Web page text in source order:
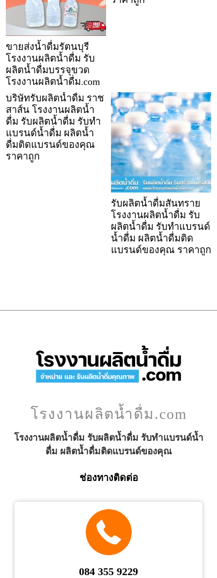
ขายส่งน้ำดื่มรัตนบุรี
โรงงานผลิตน้ำดื่ม รับ
ผลิตน้ำดื่มบรรจุขวด
โรงงานผลิตน้ำดื่ม.com
บริษัทรับผลิตน้ำดื่ม ราช
สาส์น โรงงานผลิตน้ำ
ดื่ม รับผลิตน้ำดื่ม รับทำ
แบรนด์น้ำดื่ม ผลิตน้ำ
ดื่มติดแบรนด์ของคุณ
ราคาถูก
รับผลิตน้ำดื่มสันทราย
โรงงานผลิตน้ำดื่ม รับ
ผลิตน้ำดื่ม รับทำแบรนด์
น้ำดื่ม ผลิตน้ำดื่มติด
แบรนด์ของคุณ ราคาถูก
โรงงานผลิตน้ำดื่ม.com
โรงงานผลิตน้ำดื่ม รับผลิตน้ำดื่ม รับทำแบรนด์น้ำ
ดื่ม ผลิตน้ำดื่มติดแบรนด์ของคุณ
ช่องทางติดต่อ
084 355 9229